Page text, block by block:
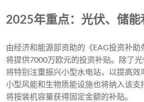
2025年重点：光伏、储能
由经济和能源部资助的《EAG投资补助
将提供7000万欧元的投资补贴。除了
将特别注重振兴小型水电站，以提高效
小型风能和生物质能设施也将纳入该支
将按装机容量获得固定金额的补贴。